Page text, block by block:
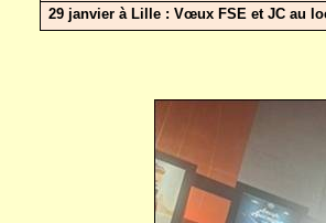
29 janvier à Lille : Vœux FSE et JC au